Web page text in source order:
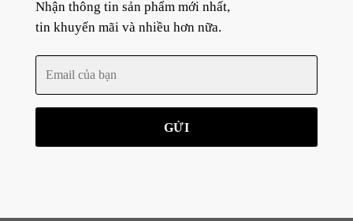
Nhận thông tin sản phẩm mới nhất,
tin khuyến mãi và nhiều hơn nữa.